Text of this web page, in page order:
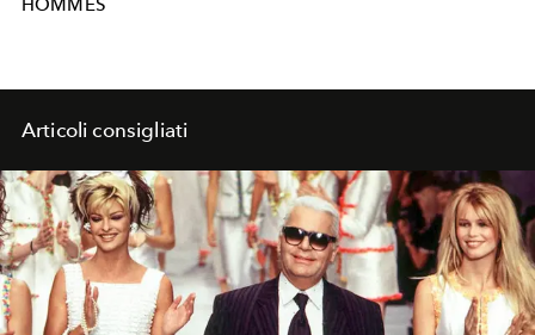
HOMMES
Articoli consigliati